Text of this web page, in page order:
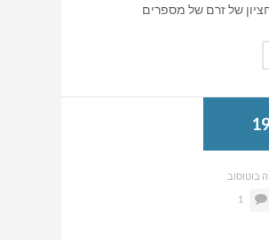
של זרם של מספרים
בוטוסוב
1